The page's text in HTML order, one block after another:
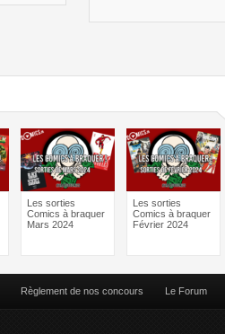
Les sorties
Comics à braquer
Mars 2024
Les sorties
Comics à braquer
Février 2024
Règlement de nos concours Le Forum